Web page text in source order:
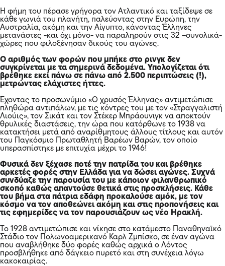
Η φήμη του πέρασε γρήγορα τον Ατλαντικό και ταξίδεψε σε
κάθε γωνιά του πλανήτη, παλεύοντας στην Ευρώπη, την
Αυστραλία, ακόμη και την Αίγυπτο, κάνοντας Έλληνες
μετανάστες -και όχι μόνο- να παραληρούν στις 32 –συνολικά-
χώρες που φιλοξένησαν δικούς του αγώνες.
Ο αριθμός των φορών που μπήκε στο ρινγκ δεν
συγκρίνεται με τα σημερινά δεδομένα. Υπολογίζεται ότι
βρέθηκε εκεί πάνω σε πάνω από 2.500 περιπτώσεις (!),
μετρώντας ελάχιστες ήττες.
Έχοντας το προσωνύμιο «Ο χρυσός Έλληνας» αντιμετώπισε
πληθώρα αντιπάλων, με τις κόντρες του με τον «Στραγγαλιστή
Λιούις», τον Σικάτ και τον Στέκερ Μπράουνιγκ να αποκτούν
θρυλικές διαστάσεις, την ώρα που κατόρθωνε το 1938 να
κατακτήσει μετά από αναρίθμητους άλλους τίτλους και αυτόν
του Παγκόσμιο Πρωταθλητή Βαρέων Βαρών, τον οποίο
υπερασπίστηκε με επιτυχία μέχρι το 1946!
Φυσικά δεν ξέχασε ποτέ την πατρίδα του και βρέθηκε
αρκετές φορές στην Ελλάδα για να δώσει αγώνες. Συχνά
συνδύαζε την παρουσία του με κάποιον φιλανθρωπικό
σκοπό καθώς απαντούσε θετικά στις προσκλήσεις. Κάθε
του βήμα στα πάτρια εδάφη προκαλούσε αμόκ, με τον
κόσμο να τον αποθεώνει ακόμη και στις προπονήσεις και
τις εφημερίδες να τον παρουσιάζουν ως νέο Ηρακλή.
Το 1928 αντιμετώπισε και νίκησε στο κατάμεστο Παναθηναϊκό
Στάδιο τον Πολωνοαμερικανό Καρλ Ζμπίσκο, σε έναν αγώνα
που αναβλήθηκε δύο φορές καθώς αρχικά ο Λόντος
προσβλήθηκε από δάγκειο πυρετό και στη συνέχεια λόγω
κακοκαιρίας.